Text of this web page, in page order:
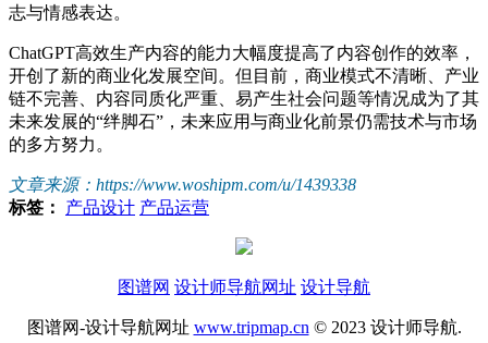
志与情感表达。
ChatGPT高效生产内容的能力大幅度提高了内容创作的效率，
开创了新的商业化发展空间。但目前，商业模式不清晰、产业
链不完善、内容同质化严重、易产生社会问题等情况成为了其
未来发展的“绊脚石”，未来应用与商业化前景仍需技术与市场
的多方努力。
文章来源：https://www.woshipm.com/u/1439338
标签：
产品设计 产品运营
图谱网 设计师导航网址 设计导航
图谱网-设计导航网址 www.tripmap.cn © 2023 设计师导航.